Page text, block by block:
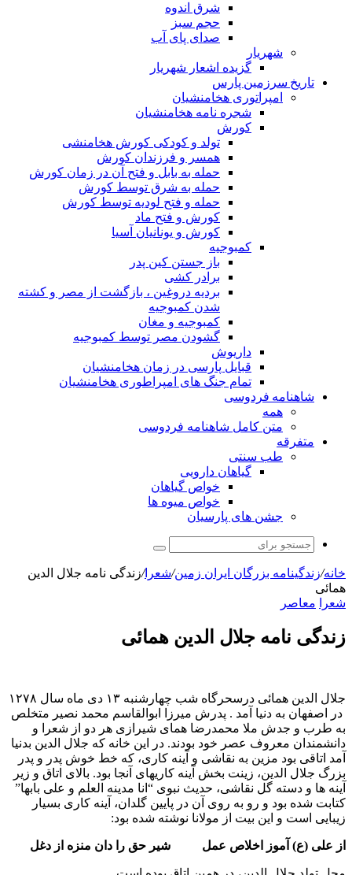
شرق اندوه
حجم سبز
صدای پای آب
شهریار
گزیده اشعار شهریار
تاریخ سرزمین پارس
امپراتوری هخامنشیان
شجره نامه هخامنشیان
کورش
تولد و کودکی کورش هخامنشی
همسر و فرزندان کورش
حمله به بابل و فتح آن در زمان کورش
حمله به شرق توسط کورش
حمله و فتح لودیه توسط کورش
کورش و فتح ماد
کورش و یونانیان آسیا
کمبوجیه
باز جستن کین پدر
برادر کشی
بردیه دروغین ، بازگشت از مصر و کشته
شدن کمبوجیه
کمبوجیه و مغان
گشودن مصر توسط کمبوجیه
داریوش
قبایل پارسی در زمان هخامنشیان
تمام جنگ های امپراطوری هخامنشیان
شاهنامه فردوسی
همه
متن کامل شاهنامه فردوسی
متفرقه
طب سنتی
گیاهان دارویی
خواص گیاهان
خواص میوه ها
جشن های پارسیان
جستجو
برای
خانه/زندگینامه بزرگان ایران زمین/شعرا/زندگی نامه جلال‌ الدین‌
همائی
شعرا
معاصر
زندگی نامه جلال‌ الدین‌ همائی
جلال‌ الدین‌ همائی درسحرگاه شب چهارشنبه ۱۳ دی ماه سال‌ ۱۲۷٨
‌ در اصفهان‌ به‌ دنیا آمد . پدرش‌ میرزا ابوالقاسم‌ محمد نصیر متخلص‌
به‌ طرب‌ و جدش‌ ملا محمدرضا همای‌ شیرازی‌ هر دو از شعرا و
دانشمندان‌ معروف‌ عصر خود بودند. در این خانه که جلال الدین بدنیا
آمد اتاقی بود مزین به نقاشی و آینه کاری، که خط خوش پدر و پدر
بزرگ جلال الدین، زینت بخش آینه کاریهای آنجا بود. بالای اتاق و زیر
آینه ها و دسته گل نقاشی، حدیث نبوی “انا مدینه العلم و علی بابها”
کتابت شده بود و رو به روی آن در پایین گلدان، آینه کاری بسیار
زیبایی است و این بیت از مولانا نوشته شده بود:
از علی (ع) آموز اخلاص عمل شیر حق را دان منزه از دغل